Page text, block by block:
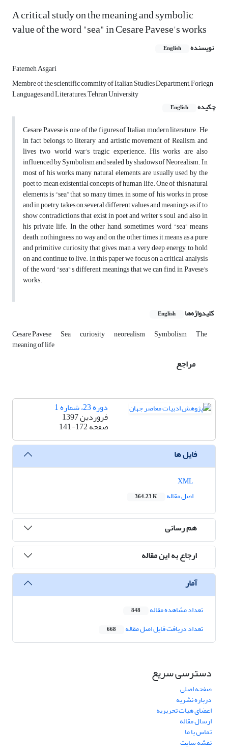
A critical study on the meaning and symbolic
value of the word "sea" in Cesare Pavese's works
نویسنده English
Fatemeh Asgari
Membre of the scientific commity of Italian Studies Department, Foriegn
Languages and Literatures, Tehran University
چکیده
English
Cesare Pavese is one of the figures of Italian modern literature. He
in fact belongs to literary and artistic movement of Realism, and
lives two world war’s tragic experience. His works are also
influenced by Symbolism and sealed by shadows of Neorealism. In
most of his works many natural elements are usually used by the
poet to mean existential concepts of human life. One of this natural
elements is “sea” that so many times, in some of his works in prose
and in poetry, takes on several different values and meanings as if to
show contradictions that exist in poet and writer’s soul and also in
his private life. In the other hand, sometimes word “sea” means
death, nothingness, no way and on the other times it means as a pure
and primitive curiosity that gives man a very deep energy to hold
on and continue to live. In this paper we focus on a critical analysis
of the word “sea”‘s different meanings that we can find in Pavese’s
works.
کلیدواژه‌ها English
Cesare Pavese Sea curiosity neorealism Symbolism The
meaning of life
مراجع
دوره 23، شماره 1
فروردین 1397
صفحه141-172
فایل ها
اصل مقاله
364.23 K
هم رسانی
ارجاع به این مقاله
آمار
تعداد مشاهده مقاله 848
تعداد دریافت فایل اصل مقاله 668
دسترسی سریع
صفحه اصلی
درباره نشریه
اعضای هیات تحریریه
ارسال مقاله
تماس با ما
نقشه سایت